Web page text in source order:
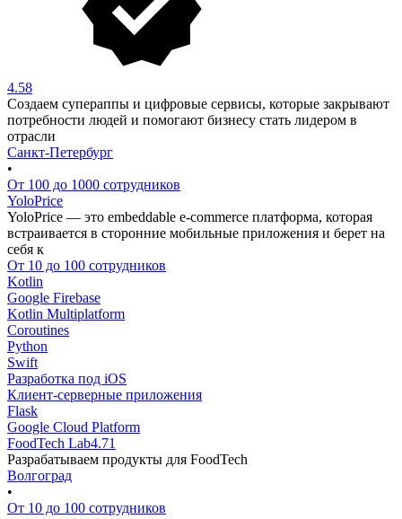
4.58
Создаем супераппы и цифровые сервисы, которые закрывают
потребности людей и помогают бизнесу стать лидером в
отрасли
Санкт-Петербург
•
От 100 до 1000 сотрудников
YoloPrice
YoloPrice — это embeddable e-commerce платформа, которая
встраивается в сторонние мобильные приложения и берет на
себя к
От 10 до 100 сотрудников
Kotlin
Google Firebase
Kotlin Multiplatform
Coroutines
Python
Swift
Разработка под iOS
Клиент-серверные приложения
Flask
Google Cloud Platform
FoodTech Lab4.71
Разрабатываем продукты для FoodTech
Волгоград
•
От 10 до 100 сотрудников